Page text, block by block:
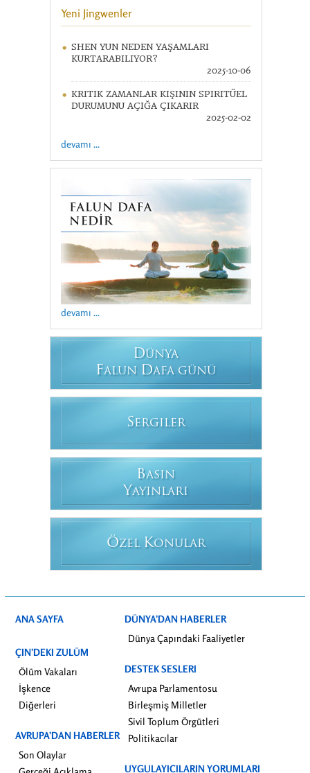
Yeni Jingwenler
SHEN YUN NEDEN YAŞAMLARI
KURTARABILIYOR?
2025-10-06
KRITIK ZAMANLAR KIŞININ SPIRITÜEL
DURUMUNU AÇIĞA ÇIKARIR
2025-02-02
devamı ...
devamı ...
DÜNYA
FALUN DAFA GÜNÜ
SERGILER
BASIN
YAYINLARI
ÖZEL KONULAR
ANA SAYFA
ÇIN’DEKI ZULÜM
Ölüm Vakaları
İşkence
Diğerleri
AVRUPA’DAN HABERLER
Son Olaylar
DÜNYA’DAN HABERLER
Dünya Çapındaki Faaliyetler
DESTEK SESLERI
Avrupa Parlamentosu
Birleşmiş Milletler
Sivil Toplum Örgütleri
Politikacılar
UYGULAYICILARIN YORUMLARI